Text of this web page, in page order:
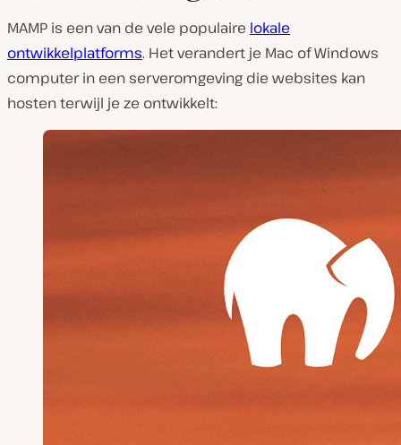
MAMP is een van de vele populaire lokale
ontwikkelplatforms. Het verandert je Mac of Windows
computer in een serveromgeving die websites kan
hosten terwijl je ze ontwikkelt: